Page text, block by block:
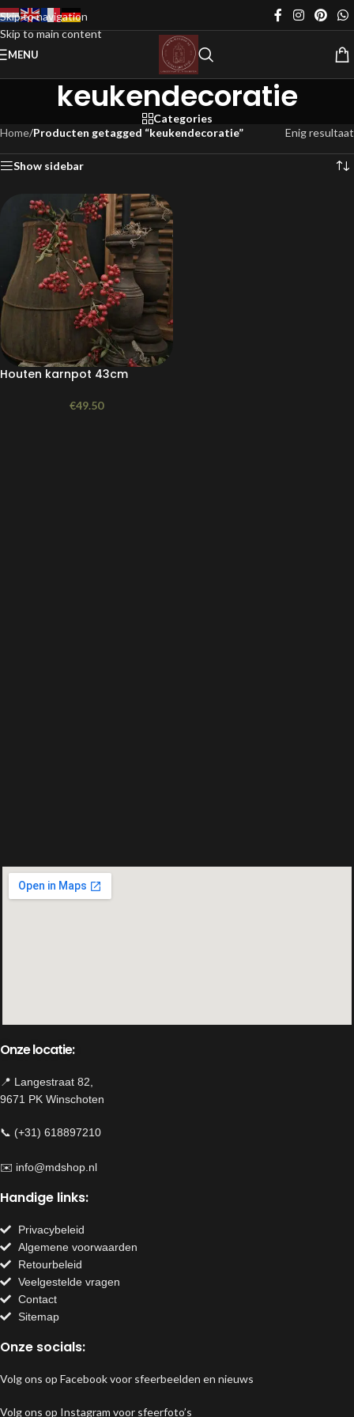
Skip to navigation
Skip to main content
MENU
keukendecoratie
Categories
Home/Producten getagged “keukendecoratie” Enig resultaat
Show sidebar
Houten karnpot 43cm
€49.50
Onze locatie:
📍 Langestraat 82,
9671 PK Winschoten
📞 (+31) 618897210
✉️ info@mdshop.nl
Handige links:
Privacybeleid
Algemene voorwaarden
Retourbeleid
Veelgestelde vragen
Contact
Sitemap
Onze socials:
Volg ons op Facebook voor sfeerbeelden en nieuws
Volg ons op Instagram voor sfeerfoto’s